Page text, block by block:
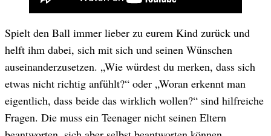
Spielt den Ball immer lieber zu eurem Kind zurück und
helft ihm dabei, sich mit sich und seinen Wünschen
auseinanderzusetzen. „Wie würdest du merken, dass sich
etwas nicht richtig anfühlt?“ oder „Woran erkennt man
eigentlich, dass beide das wirklich wollen?“ sind hilfreiche
Fragen. Die muss ein Teenager nicht seinen Eltern